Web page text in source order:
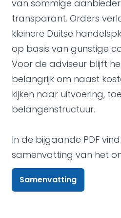
van sommige
transparant. Orders
kleinere Duitse
op basis van gunstige
Voor de adviseur blijft
belangrijk om naast
kijken naar uitvoering,
belangenstructuur.
In de bijgaande PDF
samenvatting van het
Samenvatting